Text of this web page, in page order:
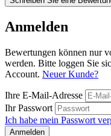
Anmelden
Bewertungen können nur
werden. Bitte loggen Sie
Account. Neuer Kunde?
Ihre E-Mail-Adresse
Ihr Passwort
Ich habe mein Passwort
Anmelden